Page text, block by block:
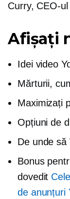
Curry, CEO-
Afișați
Idei video
Mărturii,
Maximizați
Opțiuni de
De unde
Bonus
dovedit
de anunțuri